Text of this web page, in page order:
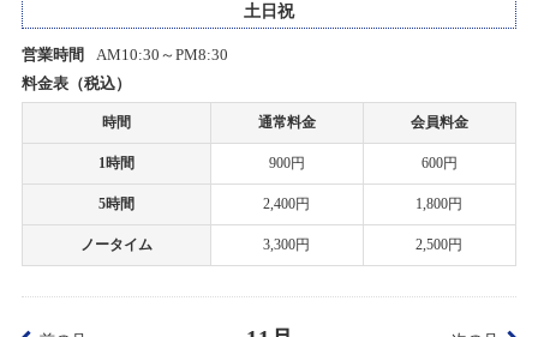
2020/06/01
関東３店舗 サーキット再開のお知らせ
2020/05/06
タムタム岐阜店の営業時間短縮とサーキット休止期間延長のお知らせ
筑紫野店の営業時間短縮とサーキット休止期間延長のお知らせ
ありがとう50周年 創業50周年感謝祭Part2開催のお知らせ
2026/04/25(土)～2026/05/25(月)
カテゴリ：キャンペーン
2026/04/12(日)
カテゴリ：ラジコン
2026/04/05(日)
土日祝
営業時間
AM10:30～PM8:30
料金表（税込）
時間 通常料金 会員料金
1時間 900円 600円
5時間 2,400円 1,800円
ノータイム 3,300円 2,500円